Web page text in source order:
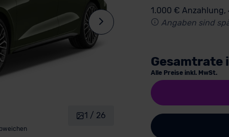
1 / 26
1.000 €
Angaben sind
Gesamtrate
Alle Preise inkl. MwSt.